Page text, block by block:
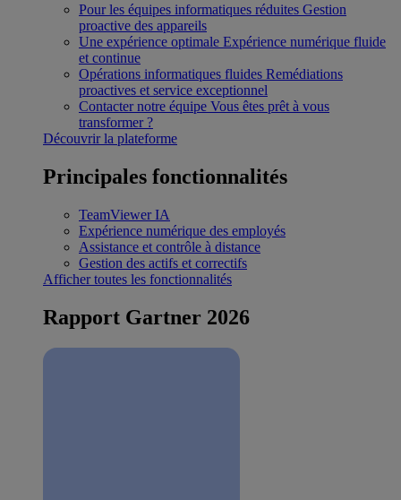
Pour les équipes informatiques réduites Gestion
proactive des appareils
Une expérience optimale Expérience numérique fluide
et continue
Opérations informatiques fluides Remédiations
proactives et service exceptionnel
Contacter notre équipe Vous êtes prêt à vous
transformer ?
Découvrir la plateforme
Principales fonctionnalités
TeamViewer IA
Expérience numérique des employés
Assistance et contrôle à distance
Gestion des actifs et correctifs
Afficher toutes les fonctionnalités
Rapport Gartner 2026